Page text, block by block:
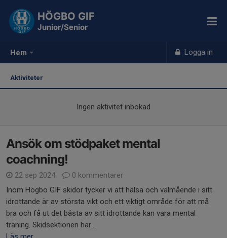
Hem Logga in
HÖGBO GIF
Junior/Senior
Aktiviteter
Ingen aktivitet inbokad
Ansök om stödpaket mental
coachning!
22 sep 2024
0 kommentarer
Inom Högbo GIF skidor tycker vi att hälsa och välmående i sitt
idrottande är av största vikt och ett viktigt område för att må
bra och få ut det bästa av sitt idrottande kan vara mental
träning. Skidsektionen har...